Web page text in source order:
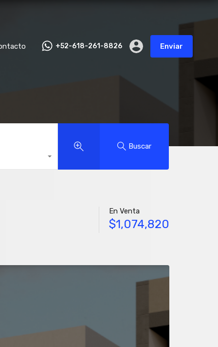
+52-618-261-8826 Enviar
Buscar
En Venta
$1,074,820